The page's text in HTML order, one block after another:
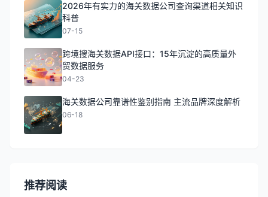
2026年有实力的海关数据公司查询渠道相关知识
科普
07-15
跨境搜海关数据API接口：15年沉淀的高质量外
贸数据服务
04-23
海关数据公司靠谱性鉴别指南 主流品牌深度解析
06-18
推荐阅读